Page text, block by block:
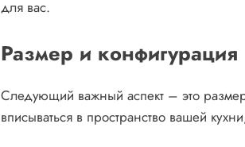
для вас.
Размер и конфигурация
Следующий важный аспект – это
вписываться в пространство вашей